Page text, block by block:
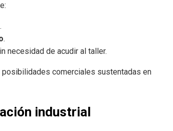
.
.
necesidad de acudir al taller.
comerciales sustentadas en
industrial